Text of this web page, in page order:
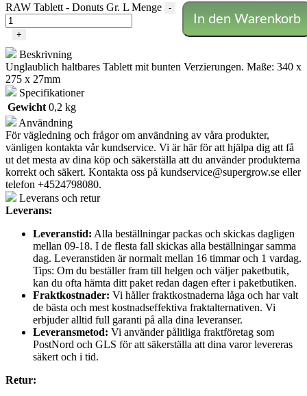
RAW Tablett - Donuts Gr. L Menge
-
+
In den Warenkorb
Beskrivning
Unglaublich haltbares Tablett mit bunten Verzierungen. Maße: 340 x
275 x 27mm
Specifikationer
Gewicht 0,2 kg
Användning
För vägledning och frågor om användning av våra produkter,
vänligen kontakta vår kundservice. Vi är här för att hjälpa dig att få
ut det mesta av dina köp och säkerställa att du använder produkterna
korrekt och säkert. Kontakta oss på kundservice@supergrow.se eller
telefon +4524798080.
Leverans och retur
Leverans:
Leveranstid: Alla beställningar packas och skickas dagligen
mellan 09-18. I de flesta fall skickas alla beställningar samma
dag. Leveranstiden är normalt mellan 16 timmar och 1 vardag.
Tips: Om du beställer fram till helgen och väljer paketbutik,
kan du ofta hämta ditt paket redan dagen efter i paketbutiken.
Fraktkostnader: Vi håller fraktkostnaderna låga och har valt
de bästa och mest kostnadseffektiva fraktalternativen. Vi
erbjuder alltid full garanti på alla dina leveranser.
Leveransmetod: Vi använder pålitliga fraktföretag som
PostNord och GLS för att säkerställa att dina varor levereras
säkert och i tid.
Retur: